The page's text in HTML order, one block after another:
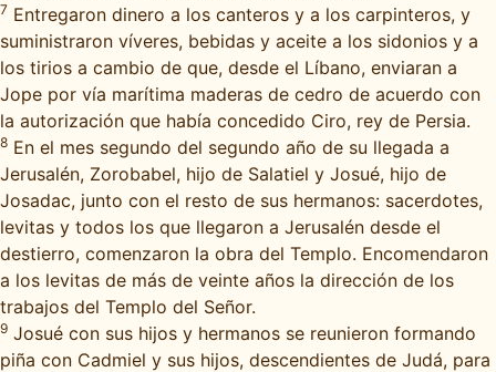
7 Entregaron dinero a los canteros y a los carpinteros, y
suministraron víveres, bebidas y aceite a los sidonios y a
los tirios a cambio de que, desde el Líbano, enviaran a
Jope por vía marítima maderas de cedro de acuerdo con
la autorización que había concedido Ciro, rey de Persia.
8 En el mes segundo del segundo año de su llegada a
Jerusalén, Zorobabel, hijo de Salatiel y Josué, hijo de
Josadac, junto con el resto de sus hermanos: sacerdotes,
levitas y todos los que llegaron a Jerusalén desde el
destierro, comenzaron la obra del Templo. Encomendaron
a los levitas de más de veinte años la dirección de los
trabajos del Templo del Señor.
9 Josué con sus hijos y hermanos se reunieron formando
piña con Cadmiel y sus hijos, descendientes de Judá, para